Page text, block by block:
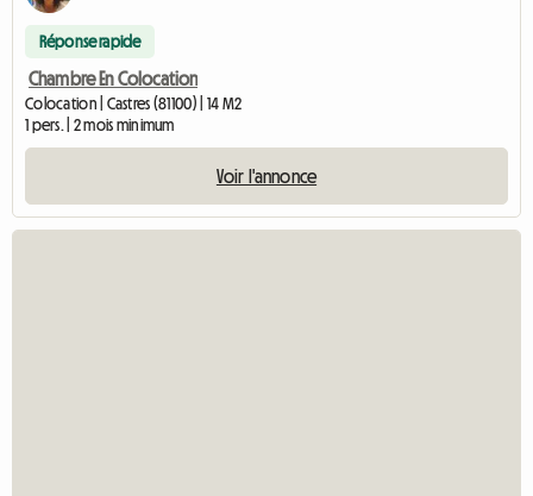
Réponse rapide
Chambre En Colocation
Colocation | Castres (81100) | 14 M2
1 pers. | 2 mois minimum
Voir l'annonce